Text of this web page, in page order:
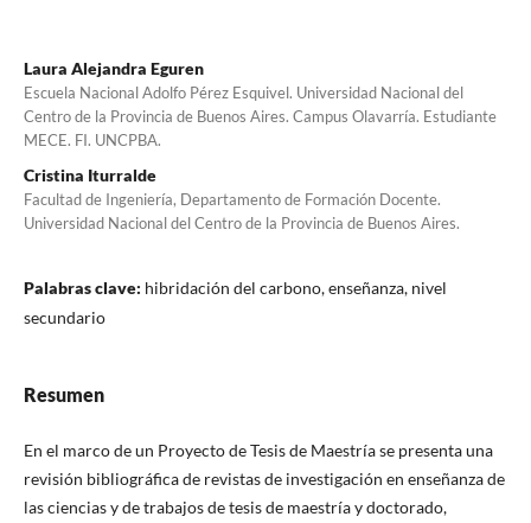
Laura Alejandra Eguren
Escuela Nacional Adolfo Pérez Esquivel. Universidad Nacional del
Centro de la Provincia de Buenos Aires. Campus Olavarría. Estudiante
MECE. FI. UNCPBA.
Cristina Iturralde
Facultad de Ingeniería, Departamento de Formación Docente.
Universidad Nacional del Centro de la Provincia de Buenos Aires.
Palabras clave: hibridación del carbono, enseñanza, nivel
secundario
Resumen
En el marco de un Proyecto de Tesis de Maestría se presenta una
revisión bibliográfica de revistas de investigación en enseñanza de
las ciencias y de trabajos de tesis de maestría y doctorado,